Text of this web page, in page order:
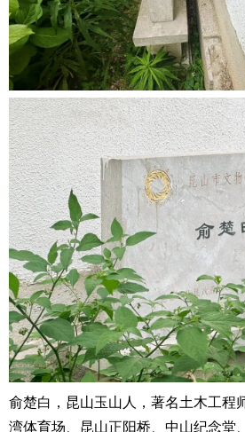
俞楚白，昆山玉山人，著名土木工程
湾体育场、昆山正阳桥、中山纪念堂